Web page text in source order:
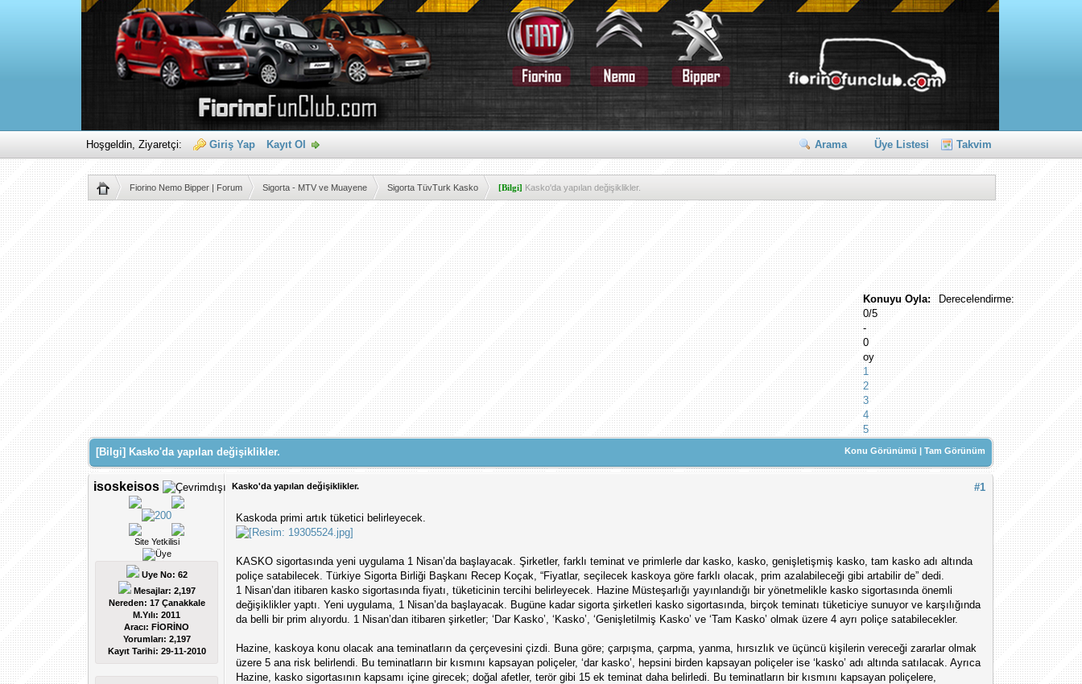
Arama Üye Listesi Takvim
Hoşgeldin, Ziyaretçi: Giriş Yap Kayıt Ol
Fiorino Nemo Bipper | Forum Sigorta - MTV ve Muayene Sigorta TüvTurk Kasko [Bilgi] Kasko'da yapılan değişiklikler.
Konuyu Oyla:
Derecelendirme:
0/5
-
0
oy
1
2
3
4
5
Konu Görünümü |Tam Görünüm
[Bilgi] Kasko'da yapılan değişiklikler.
isoskeisos
Site Yetkilisi
Uye No: 62
Mesajlar: 2,197
Nereden: 17 Çanakkale
M.Yılı: 2011
Aracı: FİORİNO
Yorumları: 2,197
Kayıt Tarihi: 29-11-2010
#1
Kasko'da yapılan değişiklikler.
Kaskoda primi artık tüketici belirleyecek.
KASKO sigortasında yeni uygulama 1 Nisan’da başlayacak. Şirketler, farklı teminat ve primlerle dar kasko, kasko, genişletişmiş kasko, tam kasko adı altında
poliçe satabilecek. Türkiye Sigorta Birliği Başkanı Recep Koçak, “Fiyatlar, seçilecek kaskoya göre farklı olacak, prim azalabileceği gibi artabilir de” dedi.
1 Nisan’dan itibaren kasko sigortasında fiyatı, tüketicinin tercihi belirleyecek. Hazine Müsteşarlığı yayınlandığı bir yönetmelikle kasko sigortasında önemli
değişiklikler yaptı. Yeni uygulama, 1 Nisan’da başlayacak. Bugüne kadar sigorta şirketleri kasko sigortasında, birçok teminatı tüketiciye sunuyor ve karşılığında
da belli bir prim alıyordu. 1 Nisan’dan itibaren şirketler; ‘Dar Kasko’, ‘Kasko’, ‘Genişletilmiş Kasko’ ve ‘Tam Kasko’ olmak üzere 4 ayrı poliçe satabilecekler.
Hazine, kaskoya konu olacak ana teminatların da çerçevesini çizdi. Buna göre; çarpışma, çarpma, yanma, hırsızlık ve üçüncü kişilerin vereceği zararlar olmak
üzere 5 ana risk belirlendi. Bu teminatların bir kısmını kapsayan poliçeler, ‘dar kasko’, hepsini birden kapsayan poliçeler ise ‘kasko’ adı altında satılacak. Ayrıca
Hazine, kasko sigortasının kapsamı içine girecek; doğal afetler, terör gibi 15 ek teminat daha belirledi. Bu teminatların bir kısmını kapsayan poliçelere,